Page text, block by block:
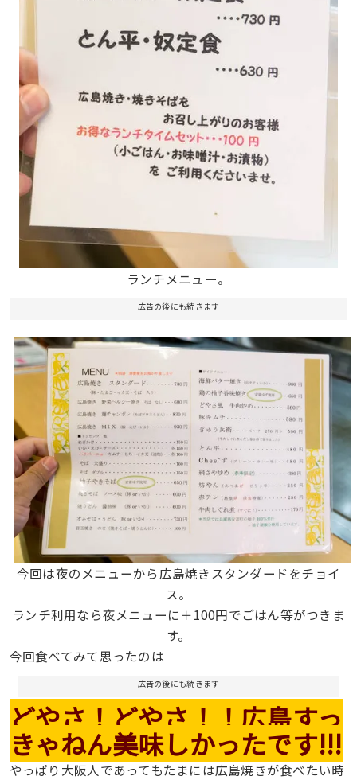
ランチメニュー。
広告の後にも続きます
今回は夜のメニューから広島焼きスタンダードをチョイ
ス。
ランチ利用なら夜メニューに＋100円でごはん等がつきま
す。
今回食べてみて思ったのは
広告の後にも続きます
どやさ！どやさ！！広島すっ
きゃねん美味しかったです!!!
やっぱり大阪人であってもたまには広島焼きが食べたい時